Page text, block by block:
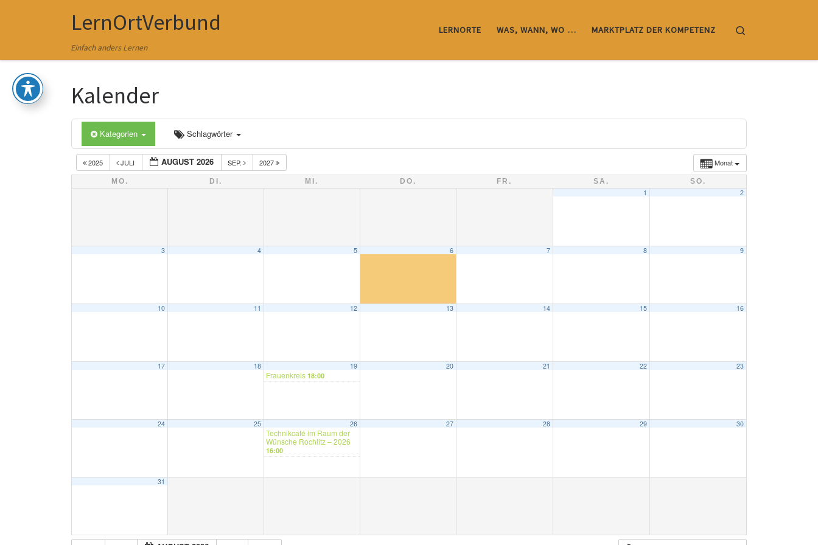
Zum Inhalt springenLernOrtVerbund
Einfach anders Lernen
LERNORTE WAS, WANN, WO … MARKTPLATZ DER KOMPETENZ
Kalender
Kategorien Schlagwörter
Monat
2025 JULI AUGUST 2026 SEP. 2027
MO. DI. MI. DO. FR. SA. SO.
1 2
3 4 5 6 7 8 9
10 11 12 13 14 15 16
17 18 19
Frauenkreis 18:00
20 21 22 23
24 25 26
Technikcafé im Raum der
Wünsche Rochlitz – 2026
16:00
27 28 29 30
31